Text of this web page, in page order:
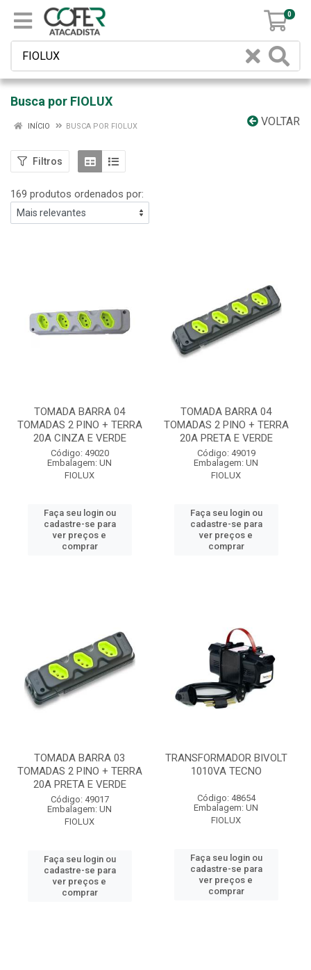
0
Busca por FIOLUX
VOLTAR
INÍCIO BUSCA POR FIOLUX
Filtros
169 produtos ordenados por:
TOMADA BARRA 04
TOMADAS 2 PINO + TERRA
20A CINZA E VERDE
Código: 49020
Embalagem: UN
FIOLUX
Faça seu login ou
cadastre-se para
ver preços e
comprar
TOMADA BARRA 04
TOMADAS 2 PINO + TERRA
20A PRETA E VERDE
Código: 49019
Embalagem: UN
FIOLUX
Faça seu login ou
cadastre-se para
ver preços e
comprar
TOMADA BARRA 03
TOMADAS 2 PINO + TERRA
20A PRETA E VERDE
Código: 49017
Embalagem: UN
FIOLUX
Faça seu login ou
cadastre-se para
ver preços e
comprar
TRANSFORMADOR BIVOLT
1010VA TECNO
Código: 48654
Embalagem: UN
FIOLUX
Faça seu login ou
cadastre-se para
ver preços e
comprar